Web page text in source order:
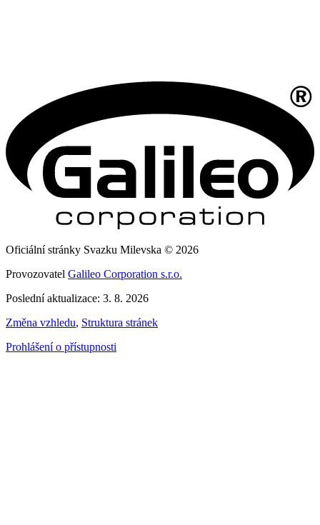
Oficiální stránky Svazku Milevska © 2026
Provozovatel Galileo Corporation s.r.o.
Poslední aktualizace: 3. 8. 2026
Změna vzhledu, Struktura stránek
Prohlášení o přístupnosti